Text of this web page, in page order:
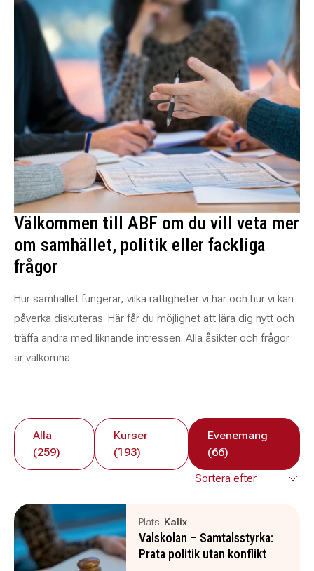
Välkommen till ABF om du vill veta mer
om samhället, politik eller fackliga
frågor
Hur samhället fungerar, vilka rättigheter vi har och hur vi kan
påverka diskuteras. Här får du möjlighet att lära dig nytt och
träffa andra med liknande intressen. Alla åsikter och frågor
är välkomna.
Alla
(259)
Kurser
(193)
Evenemang
(66)
Plats: Kalix
Valskolan – Samtalsstyrka:
Prata politik utan konflikt